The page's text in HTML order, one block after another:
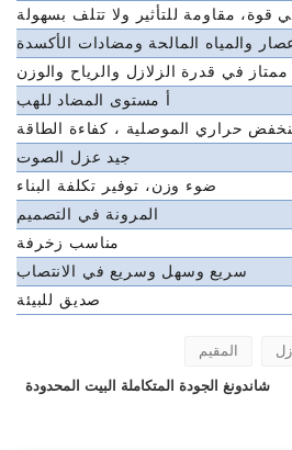
قوة، مقاومة للتأثير ولا تتلف بسهولة
والمياه المالحة ومضادات الأكسدة
ممتاز في قدرة الزلازل والرياح والوزن
أ مستوى المضاد للهب
حراري الموصلية ، كفاءة الطاقة
جيد عزل الصوت
ضوء وزن، توفير تكلفة البناء
المرونة في التصميم
مناسب زخرفة
سريع وسهل وسريع في الانتصاب
صديق للبيئة
المقيم
شاندونغ الجودة المتكاملة البيت المحدودة